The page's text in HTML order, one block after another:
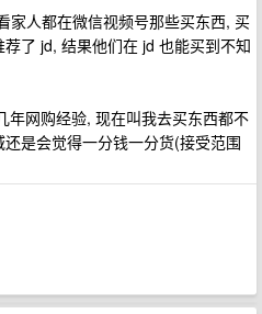
家人都在微信视频号那些买东西, 买
了 jd, 结果他们在 jd 也能买到不知
年网购经验, 现在叫我去买东西都不
是会觉得一分钱一分货(接受范围